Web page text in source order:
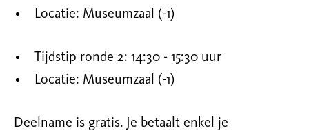
Locatie: Museumzaal (-1)
Tijdstip ronde 2: 14:30 - 15:30 uur
Locatie: Museumzaal (-1)
Deelname is gratis. Je betaalt enkel je